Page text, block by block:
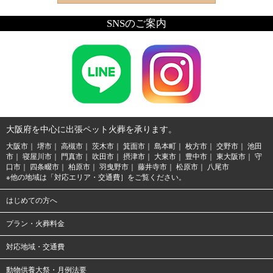
SNSのご案内
大阪府を中心に出張ペット火葬を承ります。
大阪市 堺市 高槻市 茨木市 箕面市 島本町 枚方市 交野市
池田
市
寝屋川市 門真市 吹田市 摂津市 大東市 豊中市 東大阪市
守
口市
四条畷市 柏原市 羽曳野市 藤井寺市 松原市
八尾市
※他の地域は「対応エリア・交通費］をご覧ください。
はじめての方へ
プラン・火葬料金
対応地域・交通費
動物供養大祭・月例法要